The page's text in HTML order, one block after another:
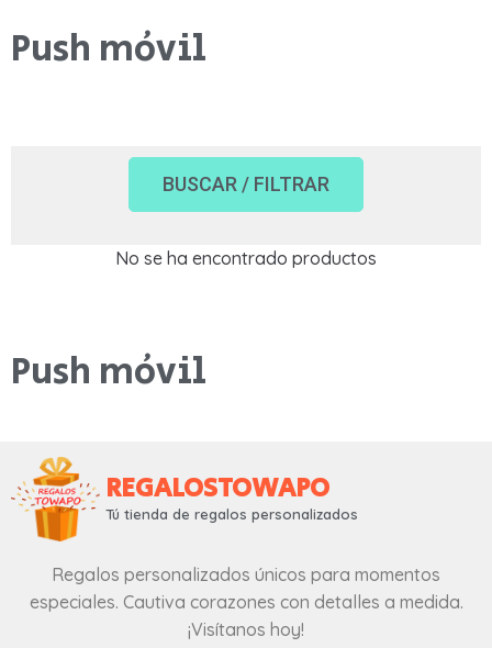
Push móvil
BUSCAR / FILTRAR
No se ha encontrado productos
Push móvil
REGALOSTOWAPO
Tú tienda de regalos personalizados
Regalos personalizados únicos para momentos
especiales. Cautiva corazones con detalles a medida.
¡Visítanos hoy!
Sudaderas
Sudaderas
Rango de Precios
APLICAR FILTROS